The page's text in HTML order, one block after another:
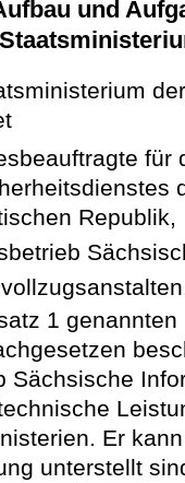
und
für
Republik,
1
Sächsische
Er
unterstellt